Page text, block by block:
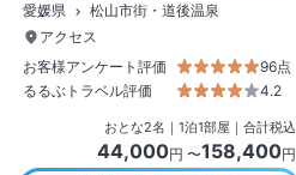
愛媛県
松山市街・道後温泉
アクセス
お客様アンケート評価
96点
るるぶトラベル評価
4.2
おとな2名 ｜ 1泊1部屋｜合計税込
44,000円 〜158,400円